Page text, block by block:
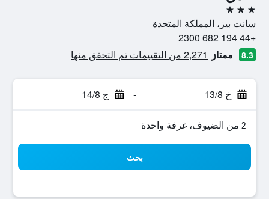
3 نجوم
سانت بيز، المملكة المتحدة
+44 194 682 2300
8.3 ممتاز 2,271 من التقييمات تم التحقق منها
خ 13/8 - ج 14/8
2 من الضيوف، غرفة واحدة
بحث